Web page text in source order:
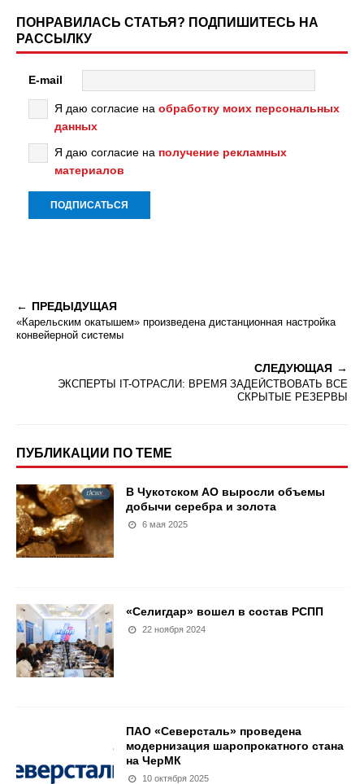
ПОНРАВИЛАСЬ СТАТЬЯ? ПОДПИШИТЕСЬ НА
РАССЫЛКУ
E-mail
Я даю согласие на обработку моих персональных
данных
Я даю согласие на получение рекламных
материалов
ПРЕДЫДУЩАЯ
«Карельским окатышем» произведена дистанционная настройка
конвейерной системы
СЛЕДУЮЩАЯ
ЭКСПЕРТЫ IT-ОТРАСЛИ: ВРЕМЯ ЗАДЕЙСТВОВАТЬ ВСЕ
СКРЫТЫЕ РЕЗЕРВЫ
ПУБЛИКАЦИИ ПО ТЕМЕ
В Чукотском АО выросли объемы
добычи серебра и золота
6 мая 2025
«Селигдар» вошел в состав РСПП
22 ноября 2024
ПАО «Северсталь» проведена
модернизация шаропрокатного стана
на ЧерМК
10 октября 2025